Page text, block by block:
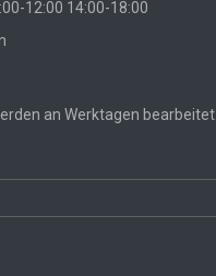
12:00 14:00-18:00
an Werktagen bearbeitet.